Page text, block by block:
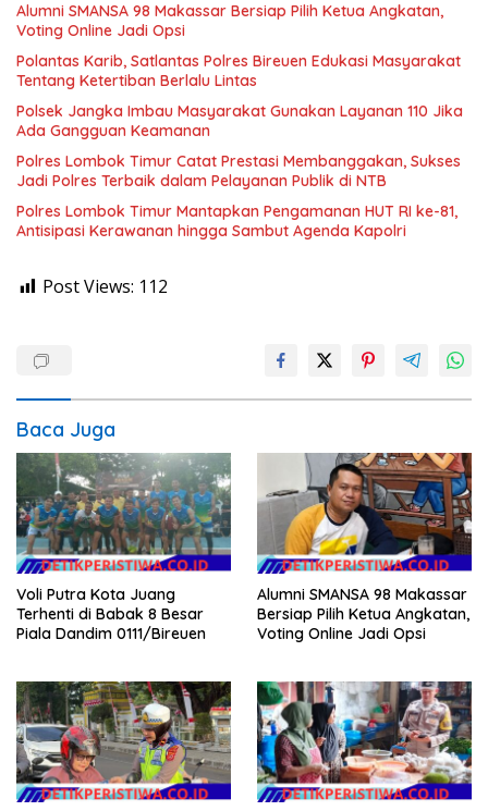
Alumni SMANSA 98 Makassar Bersiap Pilih Ketua Angkatan,
Voting Online Jadi Opsi
Polantas Karib, Satlantas Polres Bireuen Edukasi Masyarakat
Tentang Ketertiban Berlalu Lintas
Polsek Jangka Imbau Masyarakat Gunakan Layanan 110 Jika
Ada Gangguan Keamanan
Polres Lombok Timur Catat Prestasi Membanggakan, Sukses
Jadi Polres Terbaik dalam Pelayanan Publik di NTB
Polres Lombok Timur Mantapkan Pengamanan HUT RI ke-81,
Antisipasi Kerawanan hingga Sambut Agenda Kapolri
Post Views: 112
Baca Juga
Voli Putra Kota Juang
Terhenti di Babak 8 Besar
Piala Dandim 0111/Bireuen
Alumni SMANSA 98 Makassar
Bersiap Pilih Ketua Angkatan,
Voting Online Jadi Opsi